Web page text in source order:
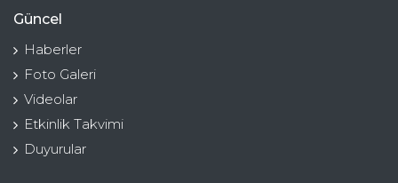
Güncel
Haberler
Foto Galeri
Videolar
Etkinlik Takvimi
Duyurular